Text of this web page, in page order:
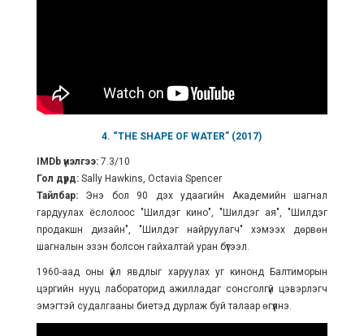
4. “THE SHAPE OF WATER” (2017)
IMDb үнэлгээ: 7.3/10
Гол дүрд: Sally Hawkins, Octavia Spencer
Тайлбар: Энэ бол 90 дэх удаагийн Академийн шагнал
гардуулах ёслолоос "Шилдэг кино", "Шилдэг ая", "Шилдэг
продакшн дизайн", "Шилдэг найруулагч" хэмээх дөрвөн
шагналын эзэн болсон гайхалтай уран бүтээл.
1960-аад оны үйл явдлыг харуулах уг кинонд Балтиморын
цэргийн нууц лабораторид ажилладаг сонсголгүй цэвэрлэгч
эмэгтэй судалгааны биетэд дурлаж буй талаар өгүүлнэ.